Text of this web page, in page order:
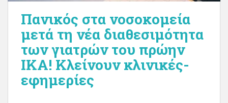
Πανικός στα νοσοκομεία
μετά τη νέα διαθεσιμότητα
των γιατρών του πρώην
ΙΚΑ! Κλείνουν κλινικές-
εφημερίες